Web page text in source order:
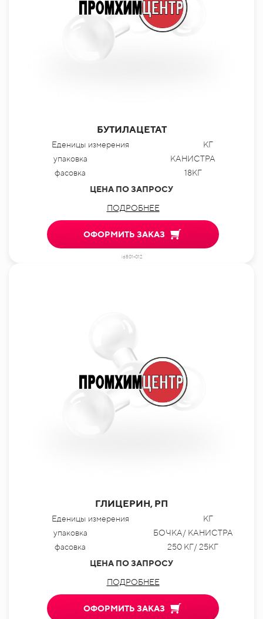
БУТИЛАЦЕТАТ
Еденицы измерения
КГ
упаковка
КАНИСТРА
фасовка
18КГ
ЦЕНА ПО ЗАПРОСУ
ПОДРОБНЕЕ
ОФОРМИТЬ ЗАКАЗ
id801-012
ГЛИЦЕРИН, РП
Еденицы измерения
КГ
упаковка
БОЧКА/ КАНИСТРА
фасовка
250 КГ/ 25КГ
ЦЕНА ПО ЗАПРОСУ
ПОДРОБНЕЕ
ОФОРМИТЬ ЗАКАЗ